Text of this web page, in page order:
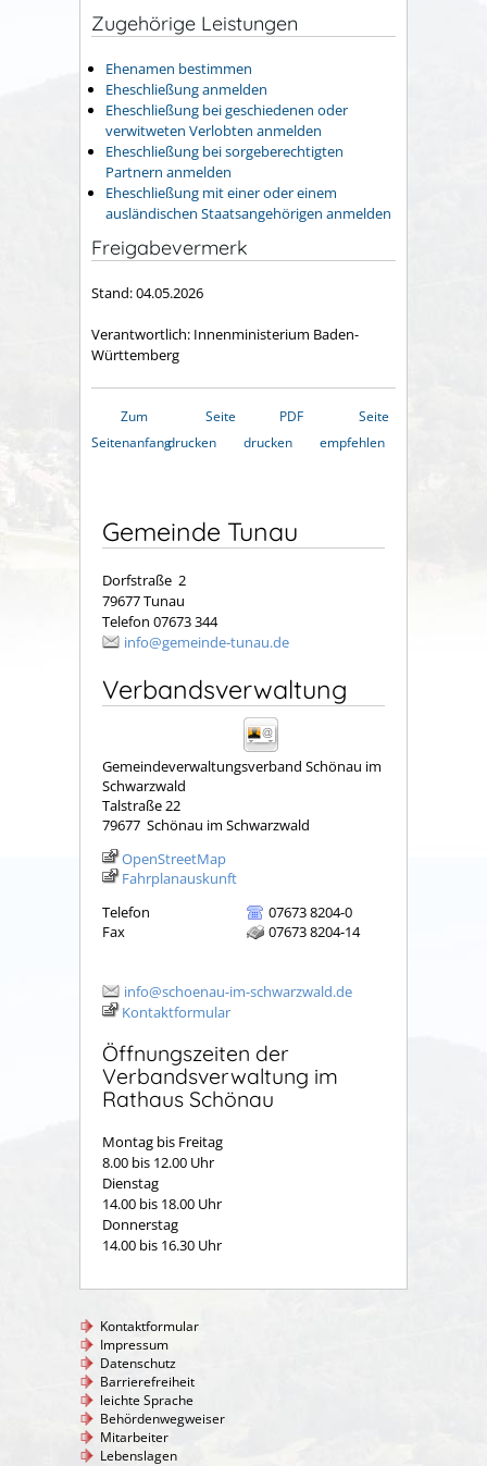
Zugehörige Leistungen
Ehenamen bestimmen
Eheschließung anmelden
Eheschließung bei geschiedenen oder
verwitweten Verlobten anmelden
Eheschließung bei sorgeberechtigten
Partnern anmelden
Eheschließung mit einer oder einem
ausländischen Staatsangehörigen anmelden
Freigabevermerk
Stand: 04.05.2026
Verantwortlich: Innenministerium Baden-
Württemberg
Zum
Seitenanfang
Seite
drucken
PDF
drucken
Seite
empfehlen
Gemeinde Tunau
Dorfstraße 2
79677 Tunau
Telefon 07673 344
info@gemeinde-tunau.de
Verbandsverwaltung
Gemeindeverwaltungsverband Schönau im
Schwarzwald
Talstraße 22
79677 Schönau im Schwarzwald
OpenStreetMap
Fahrplanauskunft
Telefon
07673 8204-0
Fax
07673 8204-14
info@schoenau-im-schwarzwald.de
Kontaktformular
Öffnungszeiten der
Verbandsverwaltung im
Rathaus Schönau
Montag bis Freitag
8.00 bis 12.00 Uhr
Dienstag
14.00 bis 18.00 Uhr
Donnerstag
14.00 bis 16.30 Uhr
Kontaktformular
Impressum
Datenschutz
Barrierefreiheit
leichte Sprache
Behördenwegweiser
Mitarbeiter
Lebenslagen